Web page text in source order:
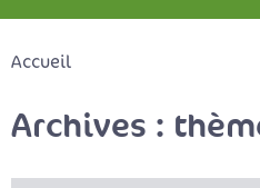
Accueil
Archives :